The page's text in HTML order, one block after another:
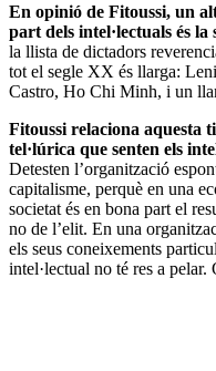
En opinió de Fitoussi, un
part dels intel·lectuals és
la llista de dictadors
tot el segle XX és llarga:
Castro, Ho Chi Minh, i un
Fitoussi relaciona aquesta
tel·lúrica que senten els
Detesten l’organització
capitalisme, perquè en una
societat és en bona part el
no de l’elit. En una
els seus coneixements
intel·lectual no té res a pelar.